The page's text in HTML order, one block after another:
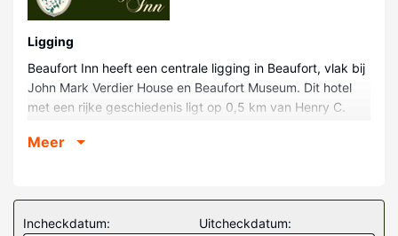
Ligging
Beaufort Inn heeft een centrale ligging in Beaufort, vlak bij
John Mark Verdier House en Beaufort Museum. Dit hotel
met een rijke geschiedenis ligt op 0,5 km van Henry C.
Episcopal Church.
Doe of je thuis bent in één van de 34 individueel
gedecoreerde kamers met een koelkast en een
Meer
Incheckdatum: Uitcheckdatum: